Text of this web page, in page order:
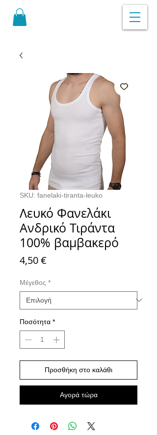
SKU: fanelaki-tiranta-leuko
Λευκό Φανελάκι
Ανδρικό Τιράντα
100% βαμβακερό
4,50 €
Μέγεθος *
Ποσότητα *
Προσθήκη στο καλάθι
Αγορά τώρα